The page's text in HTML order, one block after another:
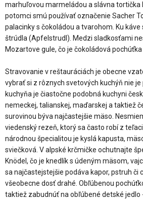
marhuľovou marmeládou a slávna tortička
potomci smú používať označenie Sacher
palacinky s čokoládou a tvarohom. Ku
štrúdla (Apfelstrudl). Medzi sladkosťami
Mozartove gule, čo je čokoládová
Stravovanie v reštauráciách je obecne
vybrať si z rôznych svetových kuchýň nie je
kuchyňa je čiastočne podobná kuchyni
nemeckej, talianskej, maďarskej a taktiež
surovinou býva najčastejšie mäso.
viedenský rezeň, ktorý sa často robí z
národnou špecialitou je kyslá kapusta,
sviečková. V alpské krčmičke ochutnajte
Knödel, čo je knedlík s údeným mäsom,
sa najčastejstejšie podáva kapor, pstruh či
všeobecne dosť drahé. Obľúbenou
taktiež zabudnúť na obľúbené detské jedlo